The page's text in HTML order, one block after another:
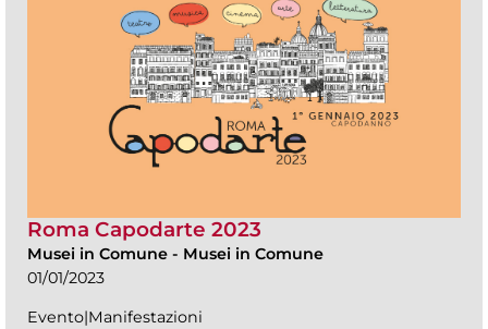
Roma Capodarte 2023
Musei in Comune - Musei in Comune
01/01/2023
Evento|Manifestazioni